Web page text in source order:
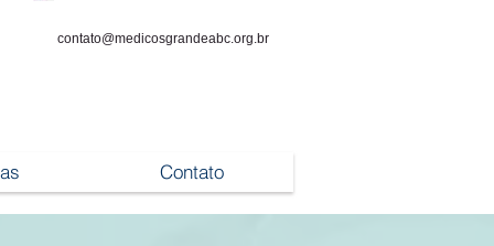
contato@medicosgrandeabc.org.br
Contato